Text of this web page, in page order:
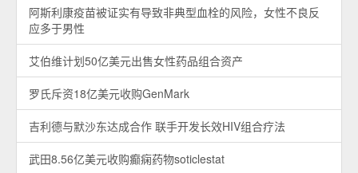
阿斯利康疫苗被证实有导致非典型血栓的风险，女性不良反
应多于男性
艾伯维计划50亿美元出售女性药品组合资产
罗氏斥资18亿美元收购GenMark
吉利德与默沙东达成合作 联手开发长效HIV组合疗法
武田8.56亿美元收购癫痫药物soticlestat